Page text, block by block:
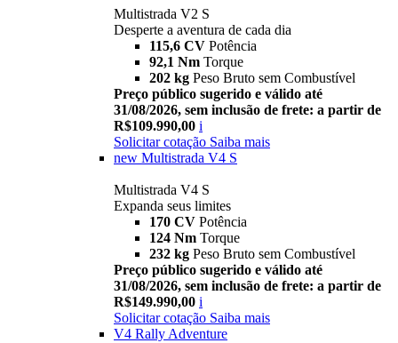
Multistrada V2 S
Desperte a aventura de cada dia
115,6 CV Potência
92,1 Nm Torque
202 kg Peso Bruto sem Combustível
Preço público sugerido e válido até
31/08/2026, sem inclusão de frete: a partir de
R$109.990,00 i
Solicitar cotação Saiba mais
new Multistrada V4 S
Multistrada V4 S
Expanda seus limites
170 CV Potência
124 Nm Torque
232 kg Peso Bruto sem Combustível
Preço público sugerido e válido até
31/08/2026, sem inclusão de frete: a partir de
R$149.990,00 i
Solicitar cotação Saiba mais
V4 Rally Adventure